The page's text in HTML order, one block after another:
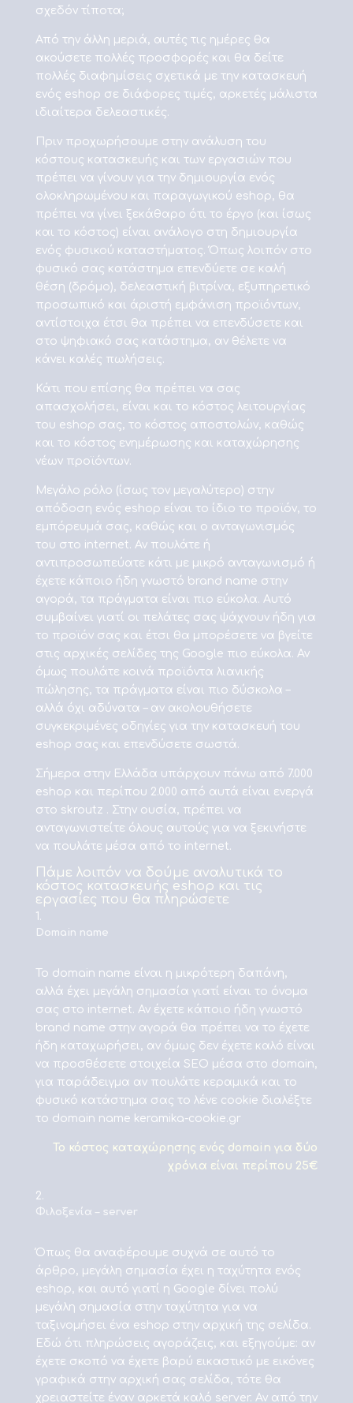
σχεδόν τίποτα;
Από την άλλη μεριά, αυτές τις ημέρες θα
ακούσετε πολλές προσφορές και θα δείτε
πολλές διαφημίσεις σχετικά με την κατασκευή
ενός eshop σε διάφορες τιμές, αρκετές μάλιστα
ιδιαίτερα δελεαστικές.
Πριν προχωρήσουμε στην ανάλυση του
κόστους κατασκευής και των εργασιών που
πρέπει να γίνουν για την δημιουργία ενός
ολοκληρωμένου και παραγωγικού eshop, θα
πρέπει να γίνει ξεκάθαρο ότι το έργο (και ίσως
και το κόστος) είναι ανάλογο στη δημιουργία
ενός φυσικού καταστήματος. Όπως λοιπόν στο
φυσικό σας κατάστημα επενδύετε σε καλή
θέση (δρόμο), δελεαστική βιτρίνα, εξυπηρετικό
προσωπικό και άριστή εμφάνιση προϊόντων,
αντίστοιχα έτσι θα πρέπει να επενδύσετε και
στο ψηφιακό σας κατάστημα, αν θέλετε να
κάνει καλές πωλήσεις.
Κάτι που επίσης θα πρέπει να σας
απασχολήσει, είναι και το κόστος λειτουργίας
του eshop σας, το κόστος αποστολών, καθώς
και το κόστος ενημέρωσης και καταχώρησης
νέων προϊόντων.
Μεγάλο ρόλο (ίσως τον μεγαλύτερο) στην
απόδοση ενός eshop είναι το ίδιο το προϊόν, το
εμπόρευμά σας, καθώς και ο ανταγωνισμός
του στο internet. Αν πουλάτε ή
αντιπροσωπεύατε κάτι με μικρό ανταγωνισμό ή
έχετε κάποιο ήδη γνωστό brand name στην
αγορά, τα πράγματα είναι πιο εύκολα. Αυτό
συμβαίνει γιατί οι πελάτες σας ψάχνουν ήδη για
το προϊόν σας και έτσι θα μπορέσετε να βγείτε
στις αρχικές σελίδες της Google πιο εύκολα. Αν
όμως πουλάτε κοινά προϊόντα λιανικής
πώλησης, τα πράγματα είναι πιο δύσκολα –
αλλά όχι αδύνατα – αν ακολουθήσετε
συγκεκριμένες οδηγίες για την κατασκευή του
eshop σας και επενδύσετε σωστά.
Σήμερα στην Ελλάδα υπάρχουν πάνω από 7.000
eshop και περίπου 2.000 από αυτά είναι ενεργά
στο skroutz . Στην ουσία, πρέπει να
ανταγωνιστείτε όλους αυτούς για να ξεκινήστε
να πουλάτε μέσα από το internet.
Πάμε λοιπόν να δούμε αναλυτικά το
κόστος κατασκευής eshop και τις
εργασίες που θα πληρώσετε
Domain name
To domain name είναι η μικρότερη δαπάνη,
αλλά έχει μεγάλη σημασία γιατί είναι το όνομα
σας στο internet. Αν έχετε κάποιο ήδη γνωστό
brand name στην αγορά θα πρέπει να το έχετε
ήδη καταχωρήσει, αν όμως δεν έχετε καλό είναι
να προσθέσετε στοιχεία SEO μέσα στο domain,
για παράδειγμα αν πουλάτε κεραμικά και το
φυσικό κατάστημα σας το λένε cookie διαλέξτε
το domain name keramika-cookie.gr
To κόστος καταχώρησης ενός domain για δύο
χρόνια είναι περίπου 25€
Φιλοξενία – server
Όπως θα αναφέρουμε συχνά σε αυτό το
άρθρο, μεγάλη σημασία έχει η ταχύτητα ενός
eshop, και αυτό γιατί η Google δίνει πολύ
μεγάλη σημασία στην ταχύτητα για να
ταξινομήσει ένα eshop στην αρχική της σελίδα.
Εδώ ότι πληρώσεις αγοράζεις, και εξηγούμε: αν
έχετε σκοπό να έχετε βαρύ εικαστικό με εικόνες
γραφικά στην αρχική σας σελίδα, τότε θα
χρειαστείτε έναν αρκετά καλό server. Αν από την